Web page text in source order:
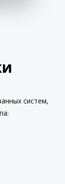
систем,